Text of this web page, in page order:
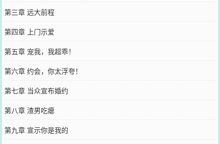
第三章 远大前程
第四章 上门示爱
第五章 宠我，我超乖！
第六章 约会，你太浮夸！
第七章 当众宣布婚约
第八章 渣男吃瘪
第九章 宣示你是我的